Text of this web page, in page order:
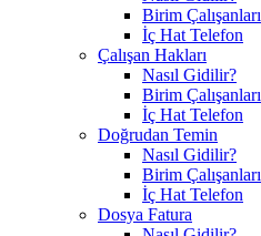
Birim Çalışanları
İç Hat Telefon
Çalışan Hakları
Nasıl Gidilir?
Birim Çalışanları
İç Hat Telefon
Doğrudan Temin
Nasıl Gidilir?
Birim Çalışanları
İç Hat Telefon
Dosya Fatura